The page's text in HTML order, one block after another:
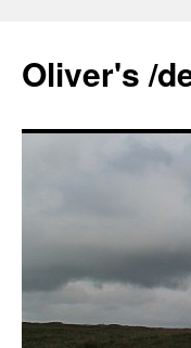
content
Oliver's /